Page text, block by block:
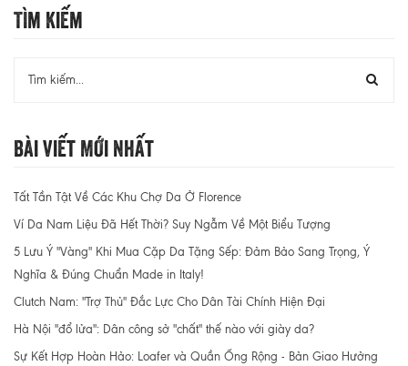
Tìm Kiếm
Bài Viết Mới Nhất
Tất Tần Tật Về Các Khu Chợ Da Ở Florence
Ví Da Nam Liệu Đã Hết Thời? Suy Ngẫm Về Một Biểu Tượng
5 Lưu Ý "Vàng" Khi Mua Cặp Da Tặng Sếp: Đảm Bảo Sang Trọng, Ý
Nghĩa & Đúng Chuẩn Made in Italy!
Clutch Nam: "Trợ Thủ" Đắc Lực Cho Dân Tài Chính Hiện Đại
Hà Nội "đổ lửa": Dân công sở "chất" thế nào với giày da?
Sự Kết Hợp Hoàn Hảo: Loafer và Quần Ống Rộng - Bản Giao Hưởng